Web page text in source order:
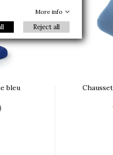
bleu
More info
Reject all